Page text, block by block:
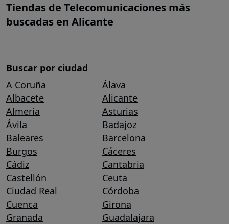
Tiendas de Telecomunicaciones más
buscadas en Alicante
Buscar por ciudad
A Coruña
Álava
Albacete
Alicante
Almería
Asturias
Ávila
Badajoz
Baleares
Barcelona
Burgos
Cáceres
Cádiz
Cantabria
Castellón
Ceuta
Ciudad Real
Córdoba
Cuenca
Girona
Granada
Guadalajara